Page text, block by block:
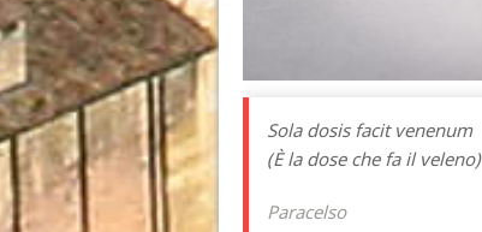
Sola dosis facit venenum
(È la dose che fa il veleno)
Paracelso